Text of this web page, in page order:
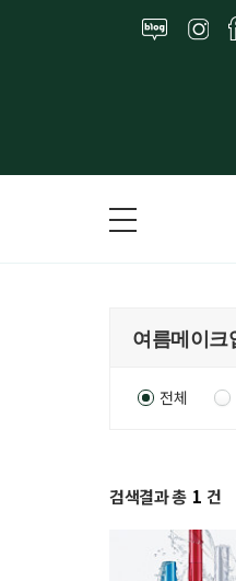
전체
검색결과 총 1 건